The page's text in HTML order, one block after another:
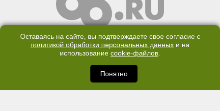
КОНТАКТЫ ОТДЕЛ ПРОДАЖ
КАНАЛ В TELEGRAM
ПОЛИТИКА ОБРАБОТКИ ПЕРСОНАЛЬНЫХ ДАННЫХ
COOKIE
Оставаясь на сайте, вы подтверждаете свое согласие с
политикой обработки персональных данных и на
использование cookie-файлов.
Понятно